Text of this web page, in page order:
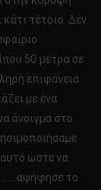
τέτοιο. Δεν
50 μέτρα σε
επιφάνεια
με ένα
άνοιγμα στο
ώστε να
….. αψήφησε το